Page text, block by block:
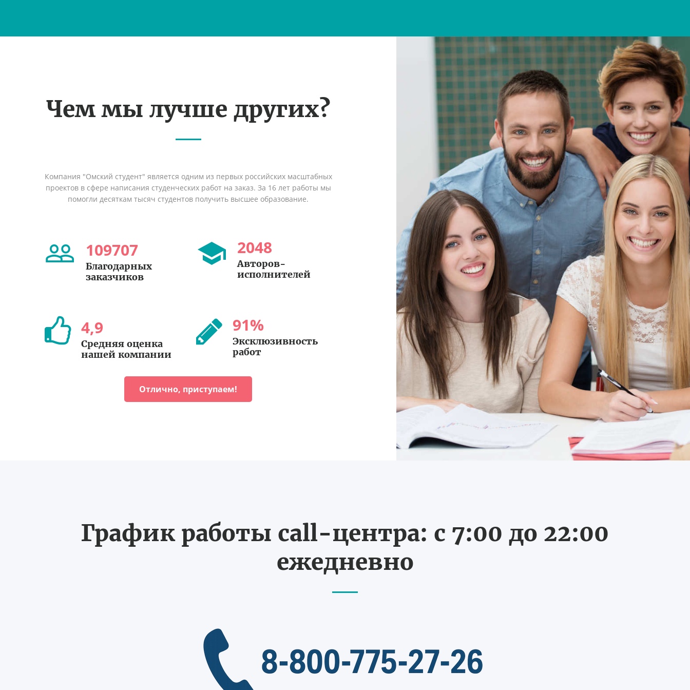
Чем мы лучше других?
Компания "Омский студент" является одним из первых российских масштабных
проектов в сфере написания студенческих работ на заказ. За 16 лет работы мы
помогли десяткам тысяч студентов получить высшее образование.
109707
Благодарных
заказчиков
2048
Авторов-
исполнителей
4,9
Средняя оценка
нашей компании
91%
Эксклюзивность
работ
Отлично, приступаем!
График работы call-центра: с 7:00 до 22:00
ежедневно